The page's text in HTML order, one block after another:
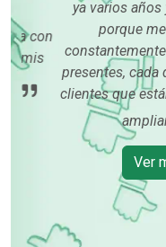
ya varios años y
porque me ha
constantemente
presentes, cada día
clientes que están
Ver